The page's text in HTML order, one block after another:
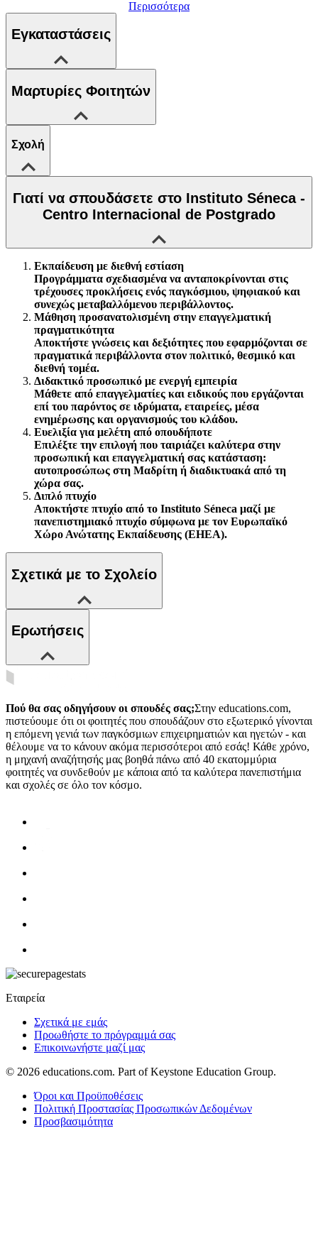
Περισσότερα
Εγκαταστάσεις
Μαρτυρίες Φοιτητών
Σχολή
Γιατί να σπουδάσετε στο Instituto Séneca -
Centro Internacional de Postgrado
Εκπαίδευση με διεθνή εστίαση
Προγράμματα σχεδιασμένα να ανταποκρίνονται στις
τρέχουσες προκλήσεις ενός παγκόσμιου, ψηφιακού και
συνεχώς μεταβαλλόμενου περιβάλλοντος.
Μάθηση προσανατολισμένη στην επαγγελματική
πραγματικότητα
Αποκτήστε γνώσεις και δεξιότητες που εφαρμόζονται σε
πραγματικά περιβάλλοντα στον πολιτικό, θεσμικό και
διεθνή τομέα.
Διδακτικό προσωπικό με ενεργή εμπειρία
Μάθετε από επαγγελματίες και ειδικούς που εργάζονται
επί του παρόντος σε ιδρύματα, εταιρείες, μέσα
ενημέρωσης και οργανισμούς του κλάδου.
Ευελιξία για μελέτη από οπουδήποτε
Επιλέξτε την επιλογή που ταιριάζει καλύτερα στην
προσωπική και επαγγελματική σας κατάσταση:
αυτοπροσώπως στη Μαδρίτη ή διαδικτυακά από τη
χώρα σας.
Διπλό πτυχίο
Αποκτήστε πτυχίο από το Instituto Séneca μαζί με
πανεπιστημιακό πτυχίο σύμφωνα με τον Ευρωπαϊκό
Χώρο Ανώτατης Εκπαίδευσης (EHEA).
Σχετικά με το Σχολείο
Ερωτήσεις
Πού θα σας οδηγήσουν οι σπουδές σας;Στην educations.com,
πιστεύουμε ότι οι φοιτητές που σπουδάζουν στο εξωτερικό γίνονται
η επόμενη γενιά των παγκόσμιων επιχειρηματιών και ηγετών - και
θέλουμε να το κάνουν ακόμα περισσότεροι από εσάς! Κάθε χρόνο,
η μηχανή αναζήτησής μας βοηθά πάνω από 40 εκατομμύρια
φοιτητές να συνδεθούν με κάποια από τα καλύτερα πανεπιστήμια
και σχολές σε όλο τον κόσμο.
Εταιρεία
Σχετικά με εμάς
Προωθήστε το πρόγραμμά σας
Επικοινωνήστε μαζί μας
© 2026 educations.com. Part of Keystone Education Group.
Όροι και Προϋποθέσεις
Πολιτική Προστασίας Προσωπικών Δεδομένων
Προσβασιμότητα